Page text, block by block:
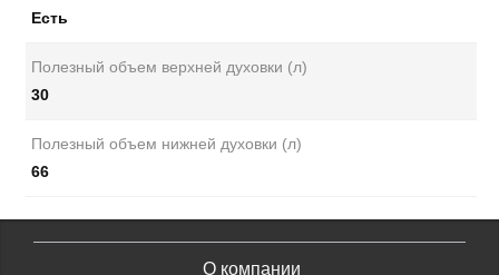
Есть
Полезный объем верхней духовки (л)
30
Полезный объем нижней духовки (л)
66
О компании